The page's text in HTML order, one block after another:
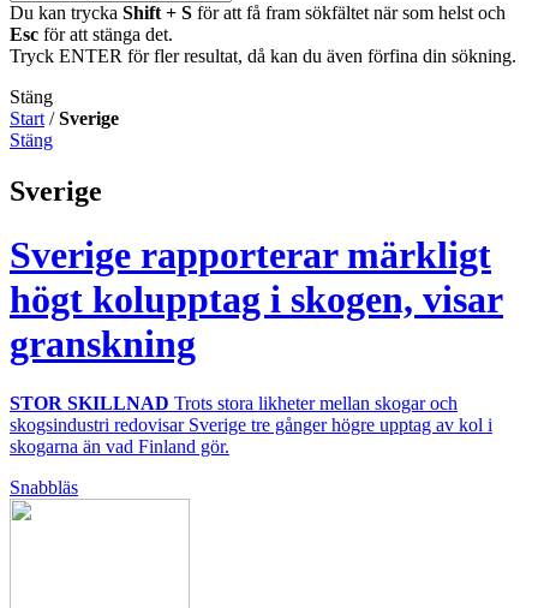
Du kan trycka Shift + S för att få fram sökfältet när som helst och
Esc för att stänga det.
Tryck ENTER för fler resultat, då kan du även förfina din sökning.
Stäng
Start /Sverige
Stäng
Sverige
Sverige rapporterar märkligt
högt kolupptag i skogen, visar
granskning
STOR SKILLNAD Trots stora likheter mellan skogar och
skogsindustri redovisar Sverige tre gånger högre upptag av kol i
skogarna än vad Finland gör.
Snabbläs